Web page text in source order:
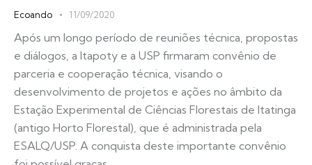
Ecoando 11/09/2020
Após um longo período de reuniões técnica, propostas
e diálogos, a Itapoty e a USP firmaram convênio de
parceria e cooperação técnica, visando o
desenvolvimento de projetos e ações no âmbito da
Estação Experimental de Ciências Florestais de Itatinga
(antigo Horto Florestal), que é administrada pela
ESALQ/USP. A conquista deste importante convênio